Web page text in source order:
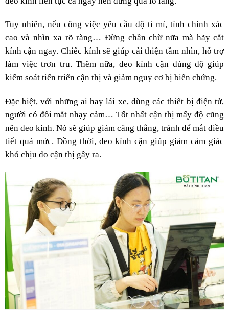
Tuy nhiên, nếu công việc yêu cầu độ tỉ mỉ, tính chính xác
cao và nhìn xa rõ ràng… Đừng chần chừ nữa mà hãy cắt
kính cận ngay. Chiếc kính sẽ giúp cải thiện tầm nhìn, hỗ trợ
làm việc trơn tru. Thêm nữa, đeo kính cận đúng độ giúp
kiểm soát tiến triển cận thị và giảm nguy cơ bị biến chứng.
Đặc biệt, với những ai hay lái xe, dùng các thiết bị điện tử,
người có đôi mắt nhạy cảm… Tốt nhất cận thị mấy độ cũng
nên đeo kính. Nó sẽ giúp giảm căng thẳng, tránh để mắt điều
tiết quá mức. Đồng thời, đeo kính cận giúp giảm cảm giác
khó chịu do cận thị gây ra.